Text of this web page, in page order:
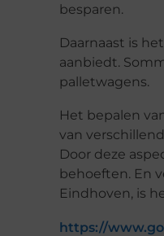
besparen.
Daarnaast is
aanbiedt.
palletwagens.
Het bepalen
van
Door deze
behoeften. En
Eindhoven, is
https://